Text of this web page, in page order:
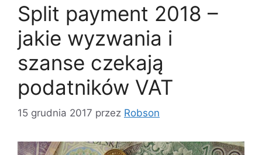
Split payment 2018 –
jakie wyzwania i
szanse czekają
podatników VAT
15 grudnia 2017 przez Robson